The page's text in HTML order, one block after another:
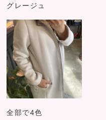
グレージュ
全部で4色